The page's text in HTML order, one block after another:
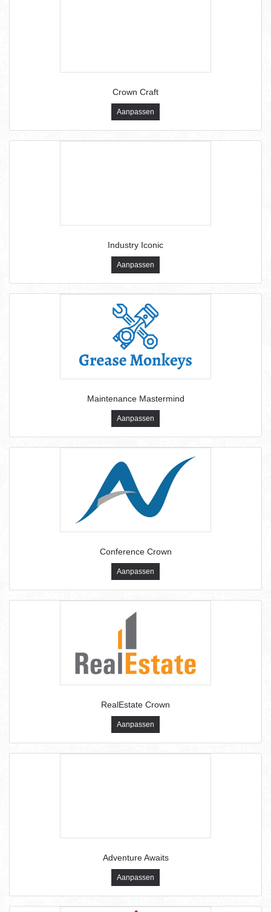
Crown Craft
Aanpassen
Industry Iconic
Aanpassen
Maintenance Mastermind
Aanpassen
Conference Crown
Aanpassen
RealEstate Crown
Aanpassen
Adventure Awaits
Aanpassen